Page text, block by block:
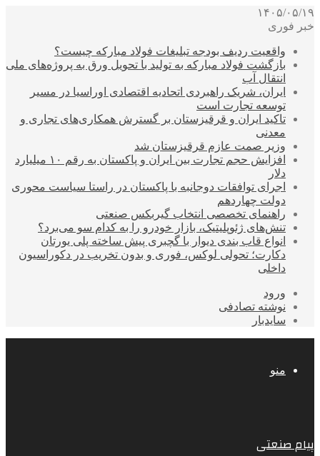
۱۴۰۵/۰۵/۱۹
خبر فوری
واقعیت ردیف بودجه تبلیغات فولاد مبارکه چیست؟
بازگشت فولاد مبارکه به تولید با تحویل ورق به پروژه‌های ملی
انتقال آب
ایران، شریک راهبردی اتحادیه اقتصادی اوراسیا در مسیر
توسعه تجارت است
تاکید ایران و قرقیزستان بر گسترش همکاری‌های تجاری و
معدنی
وزیر صمت عازم قرقیزستان شد
افزایش حجم تجارت بین ایران و پاکستان به رقم ۱۰ میلیارد
دلار
اجرای توافقات دوجانبه با پاکستان در راستا سیاست محوری
دولت چهاردهم
راهنمای تخصصی انتخاب گیربکس صنعتی
تنش‌های ژئوپلیتیک، بازار خودرو را به کدام سو می‌برد؟
انواع قاب بندی دیوار با گچبری پیش ساخته پلی یورتان
دکارت؛ تحولی لوکس، فوری و بدون تخریب در دکوراسیون
داخلی
ورود
نوشته تصادفی
سایدبار
منو
پیام صنعتی